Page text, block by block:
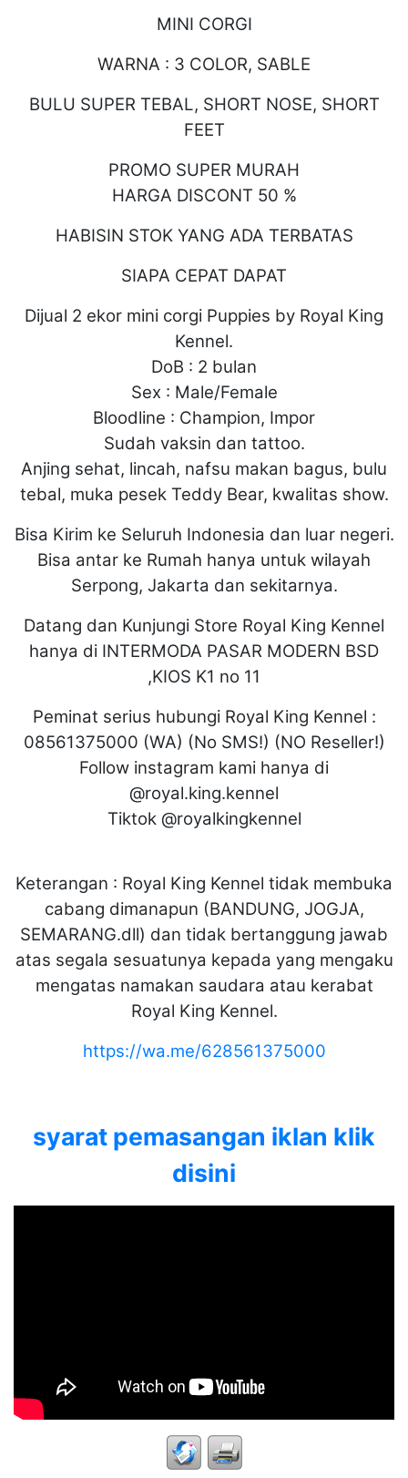
MINI CORGI
WARNA : 3 COLOR, SABLE
BULU SUPER TEBAL, SHORT NOSE, SHORT
FEET
PROMO SUPER MURAH
HARGA DISCONT 50 %
HABISIN STOK YANG ADA TERBATAS
SIAPA CEPAT DAPAT
Dijual 2 ekor mini corgi Puppies by Royal King
Kennel.
DoB : 2 bulan
Sex : Male/Female
Bloodline : Champion, Impor
Sudah vaksin dan tattoo.
Anjing sehat, lincah, nafsu makan bagus, bulu
tebal, muka pesek Teddy Bear, kwalitas show.
Bisa Kirim ke Seluruh Indonesia dan luar negeri.
Bisa antar ke Rumah hanya untuk wilayah
Serpong, Jakarta dan sekitarnya.
Datang dan Kunjungi Store Royal King Kennel
hanya di INTERMODA PASAR MODERN BSD
,KIOS K1 no 11
Peminat serius hubungi Royal King Kennel :
08561375000 (WA) (No SMS!) (NO Reseller!)
Follow instagram kami hanya di
@royal.king.kennel
Tiktok @royalkingkennel
Keterangan : Royal King Kennel tidak membuka
cabang dimanapun (BANDUNG, JOGJA,
SEMARANG.dll) dan tidak bertanggung jawab
atas segala sesuatunya kepada yang mengaku
mengatas namakan saudara atau kerabat
Royal King Kennel.
https://wa.me/628561375000
syarat pemasangan iklan klik
disini